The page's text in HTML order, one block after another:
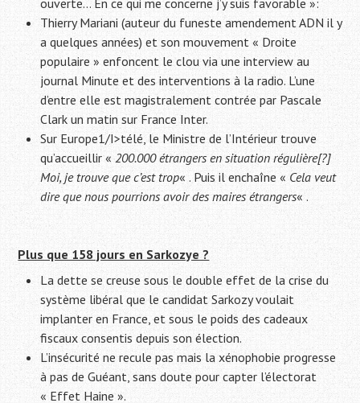
ouverte… En ce qui me concerne j’y suis favorable »:
Thierry Mariani (auteur du funeste amendement ADN il y
a quelques années) et son mouvement « Droite
populaire » enfoncent le clou via une interview au
journal Minute et des interventions à la radio. L’une
d’entre elle est magistralement contrée par Pascale
Clark un matin sur France Inter.
Sur Europe1/I>télé, le Ministre de l’Intérieur trouve
qu’accueillir «200.000 étrangers en situation régulière[?]
Moi, je trouve que c’est trop« . Puis il enchaîne « Cela veut
dire que nous pourrions avoir des maires étrangers« .
Plus que 158 jours en Sarkozye ?
La dette se creuse sous le double effet de la crise du
système libéral que le candidat Sarkozy voulait
implanter en France, et sous le poids des cadeaux
fiscaux consentis depuis son élection.
L’insécurité ne recule pas mais la xénophobie progresse
à pas de Guéant, sans doute pour capter l’électorat
« Effet Haine ».